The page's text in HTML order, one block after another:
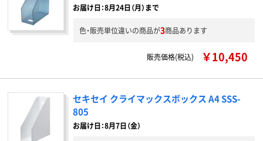
お届け日：8月24日（月）まで
色・販売単位違いの商品が3商品あります
販売価格(税込) ￥10,450
セキセイ クライマックスボックス A4 SSS-
805
お届け日：8月7日（金）